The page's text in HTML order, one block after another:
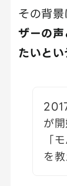
その背景
ザーの声
たいとい
が
「
を